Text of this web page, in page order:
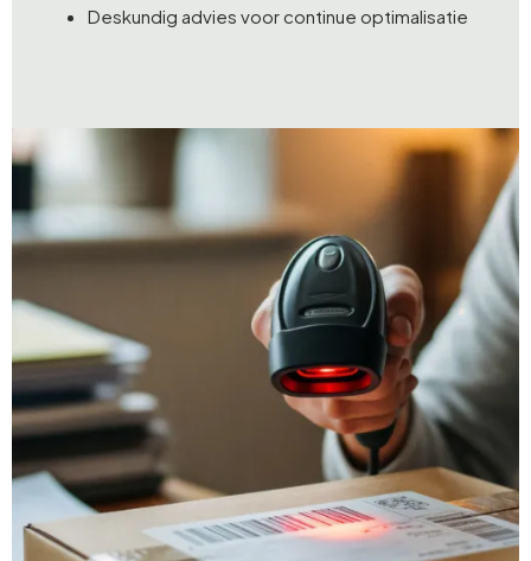
Deskundig advies voor continue optimalisatie